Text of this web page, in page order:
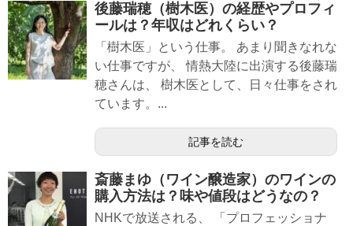
後藤瑞穂（樹木医）の経歴やプロフィ
ールは？年収はどれくらい？
「樹木医」という仕事。 あまり聞きなれな
い仕事ですが、 情熱大陸に出演する後藤瑞
穂さんは、 樹木医として、日々仕事をされ
ています。...
記事を読む
斎藤まゆ（ワイン醸造家）のワインの
購入方法は？味や値段はどうなの？
NHKで放送される、 「プロフェッショナ